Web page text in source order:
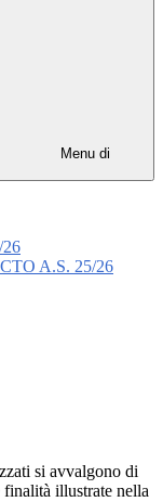
Menu di
A.S. 25/26
si avvalgono di
illustrate nella